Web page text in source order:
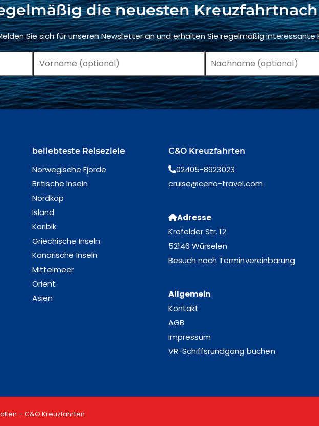
die neuesten
Sie sich für unseren Newsletter an und erhalten Sie regelmäßig
beliebteste Reiseziele
Norwegische Fjorde
Britische Inseln
Nordkap
Island
Karibik
Griechische Inseln
Kanarische Inseln
Mittelmeer
Orient
Asien
C&O Kreuzfahrten
02405-8923023
cruise@ceno-travel.com
Adresse
Krefelder Str. 12
52146 Würselen
Besuch nach Terminvereinbarung
Allgemein
Kontakt
AGB
Impressum
VR-Schiffsrundgang buchen
– C&O Kreuzfahrten